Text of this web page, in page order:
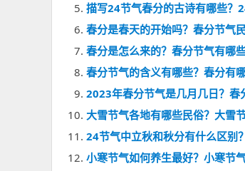
描写24节气春分的古诗有哪些？
春分是春天的开始吗？春分节气
春分是怎么来的？春分节气有哪
春分节气的含义有哪些？春分有
2023年春分节气是几月几日？春
大雪节气各地有哪些民俗？大雪
24节气中立秋和秋分有什么区别
小寒节气如何养生最好？小寒节